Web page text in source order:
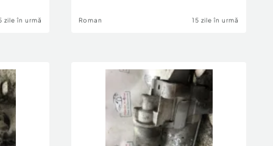
zile în urmă Roman 15 zile în urmă